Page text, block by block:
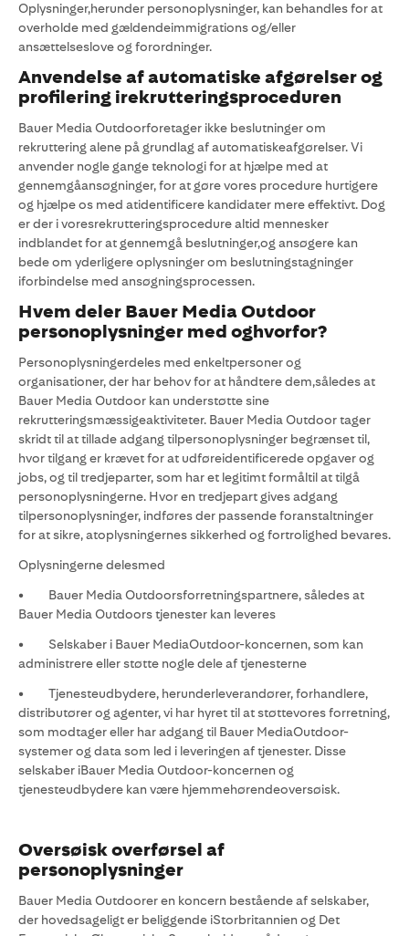
Oplysninger,herunder personoplysninger, kan behandles for at
overholde med gældendeimmigrations og/eller
ansættelseslove og forordninger.
Anvendelse af automatiske afgørelser og
profilering irekrutteringsproceduren
Bauer Media Outdoorforetager ikke beslutninger om
rekruttering alene på grundlag af automatiskeafgørelser. Vi
anvender nogle gange teknologi for at hjælpe med at
gennemgåansøgninger, for at gøre vores procedure hurtigere
og hjælpe os med atidentificere kandidater mere effektivt. Dog
er der i voresrekrutteringsprocedure altid mennesker
indblandet for at gennemgå beslutninger,og ansøgere kan
bede om yderligere oplysninger om beslutningstagninger
iforbindelse med ansøgningsprocessen.
Hvem deler Bauer Media Outdoor
personoplysninger med oghvorfor?
Personoplysningerdeles med enkeltpersoner og
organisationer, der har behov for at håndtere dem,således at
Bauer Media Outdoor kan understøtte sine
rekrutteringsmæssigeaktiviteter. Bauer Media Outdoor tager
skridt til at tillade adgang tilpersonoplysninger begrænset til,
hvor tilgang er krævet for at udføreidentificerede opgaver og
jobs, og til tredjeparter, som har et legitimt formåltil at tilgå
personoplysningerne. Hvor en tredjepart gives adgang
tilpersonoplysninger, indføres der passende foranstaltninger
for at sikre, atoplysningernes sikkerhed og fortrolighed bevares.
Oplysningerne delesmed
• Bauer Media Outdoorsforretningspartnere, således at
Bauer Media Outdoors tjenester kan leveres
• Selskaber i Bauer MediaOutdoor-koncernen, som kan
administrere eller støtte nogle dele af tjenesterne
• Tjenesteudbydere, herunderleverandører, forhandlere,
distributører og agenter, vi har hyret til at støttevores forretning,
som modtager eller har adgang til Bauer MediaOutdoor-
systemer og data som led i leveringen af tjenester. Disse
selskaber iBauer Media Outdoor-koncernen og
tjenesteudbydere kan være hjemmehørendeoversøisk.
Oversøisk overførsel af
personoplysninger
Bauer Media Outdoorer en koncern bestående af selskaber,
der hovedsageligt er beliggende iStorbritannien og Det